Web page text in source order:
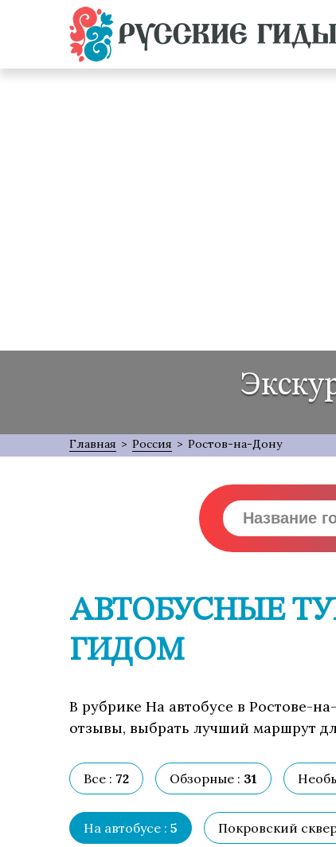
Главная > Россия > Ростов-на-Дону
АВТОБУСНЫЕ
ГИДОМ
В рубрике На автобусе в Ростове-
отзывы, выбрать лучший маршрут
Все : 72 Обзорные : 31
На автобусе : 5 Покровский